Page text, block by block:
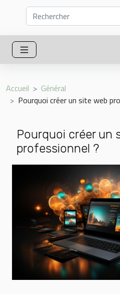
Accueil
Général
Pourquoi créer un site web
Pourquoi créer un
professionnel ?